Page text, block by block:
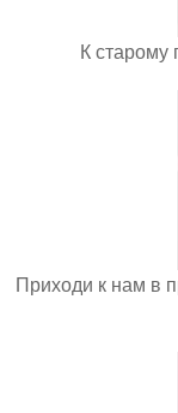
К старому
Приходи к нам в